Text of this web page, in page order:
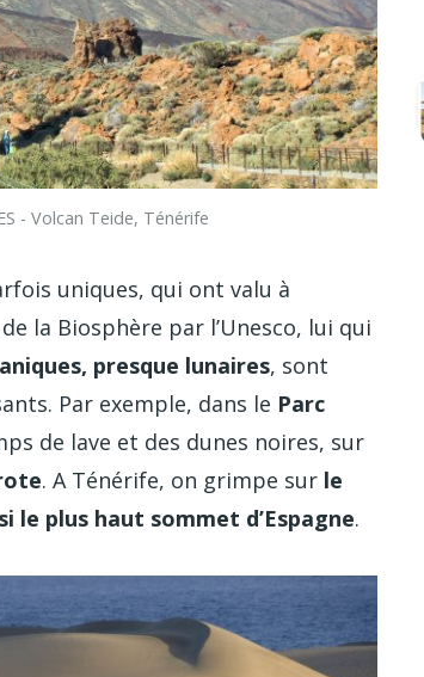
- Volcan Teide, Ténérife
uniques, qui ont valu à
la Biosphère par l’Unesco, lui qui
presque lunaires, sont
Par exemple, dans le Parc
de lave et des dunes noires, sur
. A Ténérife, on grimpe sur le
le plus haut sommet d’Espagne.